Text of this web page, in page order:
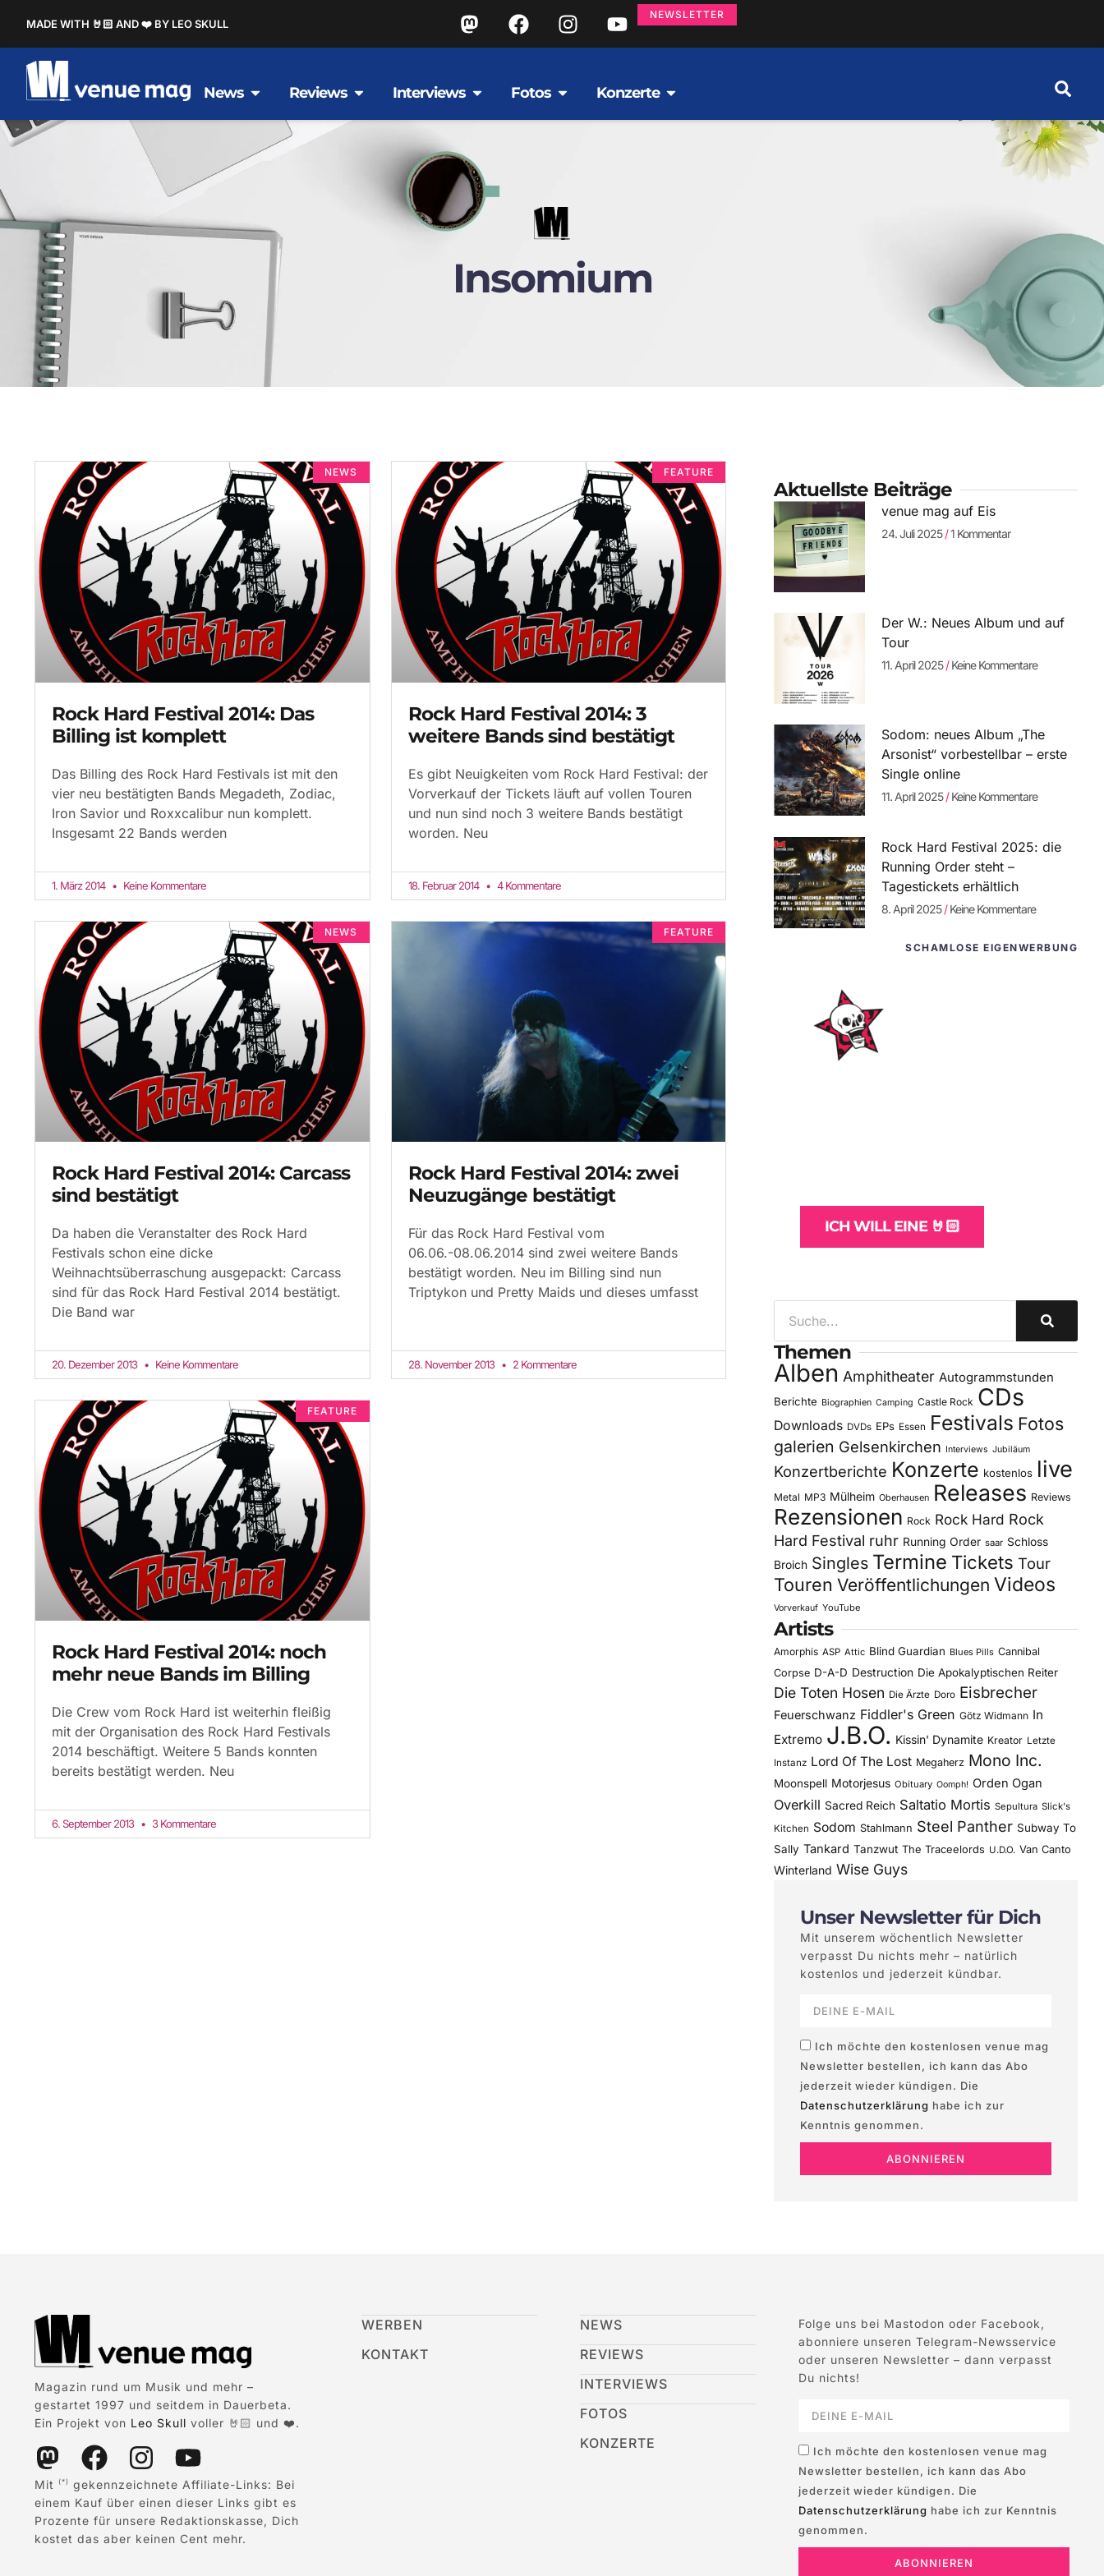
MADE WITH 🤘🏻 AND ❤️ BY LEO SKULL
NEWSLETTER
News Reviews Interviews Fotos Konzerte
Insomium
NEWS
Rock Hard Festival 2014: Das
Billing ist komplett
Das Billing des Rock Hard Festivals ist mit den
vier neu bestätigten Bands Megadeth, Zodiac,
Iron Savior und Roxxcalibur nun komplett.
Insgesamt 22 Bands werden
1. März 2014 Keine Kommentare
FEATURE
Rock Hard Festival 2014: 3
weitere Bands sind bestätigt
Es gibt Neuigkeiten vom Rock Hard Festival: der
Vorverkauf der Tickets läuft auf vollen Touren
und nun sind noch 3 weitere Bands bestätigt
worden. Neu
18. Februar 2014 4 Kommentare
NEWS
Rock Hard Festival 2014: Carcass
sind bestätigt
Da haben die Veranstalter des Rock Hard
Festivals schon eine dicke
Weihnachtsüberraschung ausgepackt: Carcass
sind für das Rock Hard Festival 2014 bestätigt.
Die Band war
20. Dezember 2013 Keine Kommentare
FEATURE
Rock Hard Festival 2014: zwei
Neuzugänge bestätigt
Für das Rock Hard Festival vom
06.06.-08.06.2014 sind zwei weitere Bands
bestätigt worden. Neu im Billing sind nun
Triptykon und Pretty Maids und dieses umfasst
28. November 2013 2 Kommentare
FEATURE
Rock Hard Festival 2014: noch
mehr neue Bands im Billing
Die Crew vom Rock Hard ist weiterhin fleißig
mit der Organisation des Rock Hard Festivals
2014 beschäftigt. Weitere 5 Bands konnten
bereits bestätigt werden. Neu
6. September 2013 3 Kommentare
Aktuellste Beiträge
venue mag auf Eis
24. Juli 2025 1 Kommentar
Der W.: Neues Album und auf
Tour
11. April 2025 Keine Kommentare
Sodom: neues Album „The
Arsonist“ vorbestellbar – erste
Single online
11. April 2025 Keine Kommentare
Rock Hard Festival 2025: die
Running Order steht –
Tagestickets erhältlich
8. April 2025 Keine Kommentare
SCHAMLOSE EIGENWERBUNG
ICH WILL EINE 🤘🏻
Themen
Alben Amphitheater Autogrammstunden
Berichte Biographien Camping Castle Rock CDs
Downloads DVDs EPs Essen Festivals Fotos
galerien Gelsenkirchen Interviews Jubiläum
Konzertberichte Konzerte kostenlos live
Metal MP3 Mülheim Oberhausen Releases Reviews
Rezensionen Rock Rock Hard Rock
Hard Festival ruhr Running Order saar Schloss
Broich Singles Termine Tickets Tour
Touren Veröffentlichungen Videos
Vorverkauf YouTube
Artists
Amorphis ASP Attic Blind Guardian Blues Pills Cannibal
Corpse D-A-D Destruction Die Apokalyptischen Reiter
Die Toten Hosen Die Ärzte Doro Eisbrecher
Feuerschwanz Fiddler's Green Götz Widmann In
Extremo J.B.O. Kissin' Dynamite Kreator Letzte
Instanz Lord Of The Lost Megaherz Mono Inc.
Moonspell Motorjesus Obituary Oomph! Orden Ogan
Overkill Sacred Reich Saltatio Mortis Sepultura Slick's
Kitchen Sodom Stahlmann Steel Panther Subway To
Sally Tankard Tanzwut The Traceelords U.D.O. Van Canto
Winterland Wise Guys
Unser Newsletter für Dich
Mit unserem wöchentlich Newsletter
verpasst Du nichts mehr – natürlich
kostenlos und jederzeit kündbar.
Ich möchte den kostenlosen venue mag
Newsletter bestellen, ich kann das Abo
jederzeit wieder kündigen. Die
Datenschutzerklärung habe ich zur
Kenntnis genommen.
ABONNIEREN
Magazin rund um Musik und mehr –
gestartet 1997 und seitdem in Dauerbeta.
Ein Projekt von Leo Skull voller 🤘🏻 und ❤️.
Mit (*)
gekennzeichnete Affiliate-Links: Bei
einem Kauf über einen dieser Links gibt es
Prozente für unsere Redaktionskasse, Dich
kostet das aber keinen Cent mehr.
WERBEN
KONTAKT
NEWS
REVIEWS
INTERVIEWS
FOTOS
KONZERTE
Folge uns bei Mastodon oder Facebook,
abonniere unseren Telegram-Newsservice
oder unseren Newsletter – dann verpasst
Du nichts!
Ich möchte den kostenlosen venue mag
Newsletter bestellen, ich kann das Abo
jederzeit wieder kündigen. Die
Datenschutzerklärung habe ich zur Kenntnis
genommen.
ABONNIEREN